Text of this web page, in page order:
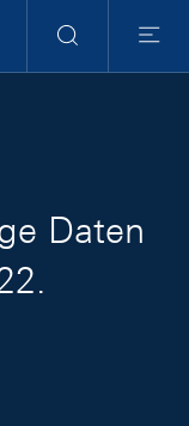
Suche
Menu
Daten